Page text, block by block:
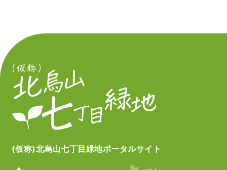
(仮称)北烏山七丁目緑地ポータルサイト